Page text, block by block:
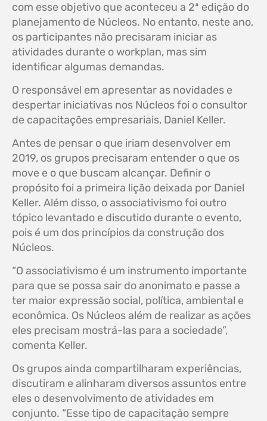
com esse objetivo que aconteceu a 2ª edição do
planejamento de Núcleos. No entanto, neste ano,
os participantes não precisaram iniciar as
atividades durante o workplan, mas sim
identificar algumas demandas.
O responsável em apresentar as novidades e
despertar iniciativas nos Núcleos foi o consultor
de capacitações empresariais, Daniel Keller.
Antes de pensar o que iriam desenvolver em
2019, os grupos precisaram entender o que os
move e o que buscam alcançar. Definir o
propósito foi a primeira lição deixada por Daniel
Keller. Além disso, o associativismo foi outro
tópico levantado e discutido durante o evento,
pois é um dos princípios da construção dos
Núcleos.
“O associativismo é um instrumento importante
para que se possa sair do anonimato e passe a
ter maior expressão social, política, ambiental e
econômica. Os Núcleos além de realizar as ações
eles precisam mostrá-las para a sociedade”,
comenta Keller.
Os grupos ainda compartilharam experiências,
discutiram e alinharam diversos assuntos entre
eles o desenvolvimento de atividades em
conjunto. “Esse tipo de capacitação sempre